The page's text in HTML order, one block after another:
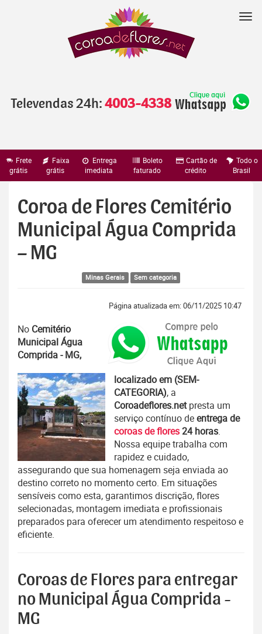
Televendas 24h: 4003-4338
Frete
grátis
Faixa
grátis
Entrega
imediata
Boleto
faturado
Cartão de
crédito
Todo o
Brasil
Coroa de Flores Cemitério
Municipal Água Comprida
– MG
Minas Gerais Sem categoria
Página atualizada em: 06/11/2025 10:47
No Cemitério
Municipal Água
Comprida - MG,
localizado em (SEM-
CATEGORIA), a
Coroadeflores.netpresta um
serviço contínuo deentrega de
coroas de flores24 horas.
Nossa equipe trabalha com
rapidez e cuidado,
assegurando que sua homenagem seja enviada ao
destino correto no momento certo. Em situações
sensíveis como esta, garantimos discrição, flores
selecionadas, montagem imediata e profissionais
preparados para oferecer um atendimento respeitoso e
eficiente.
Coroas de Flores para entregar
no Municipal Água Comprida -
MG